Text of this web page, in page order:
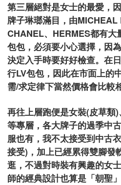
第三層絕對是女士的最愛，
牌子琳瑯滿目，由MICHEAL
CHANEL、HERMES都有大
包包，必須要小心選擇，因
決定入手時要好好檢查。在
行LV包包，因此在市面上的
需/求定律下當然價格會比較
再往上層跑便是女裝(皮草類
等專層，各大牌子的過季中
服也有，我不太接受到中古
接受)，加上已經累得雙腳發
逛，不過對時裝有興趣的女
師的經典設計也算是「朝聖」